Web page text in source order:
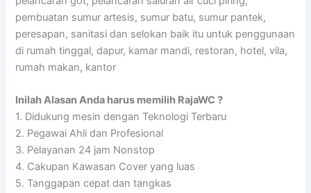
pembuatan sumur artesis, sumur batu, sumur pantek,
peresapan, sanitasi dan selokan baik itu untuk penggunaan
di rumah tinggal, dapur, kamar mandi, restoran, hotel, vila,
rumah makan, kantor
Inilah Alasan Anda harus memilih RajaWC ?
1. Didukung mesin dengan Teknologi Terbaru
2. Pegawai Ahli dan Profesional
3. Pelayanan 24 jam Nonstop
4. Cakupan Kawasan Cover yang luas
5. Tanggapan cepat dan tangkas